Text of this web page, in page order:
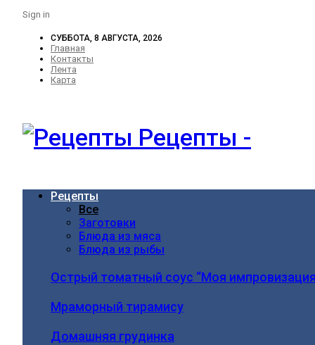
Sign in
СУББОТА, 8 АВГУСТА, 2026
Главная
Контакты
Лента
Карта
Рецепты -
Рецепты
Все
Заготовки
Блюда из мяса
Блюда из рыбы
Острый томатный соус “Моя
Мраморный тирамису
Домашняя грудинка